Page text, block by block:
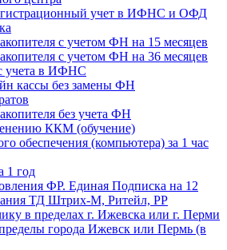
учет в ИФНС и ОФД
с учетом ФН на 15 месяцев
с учетом ФН на 36 месяцев
учета в ИФНС
кассы без замены ФН
без учета ФН
ККМ (обучение)
обеспечения (компьютера) за 1 час
1 год
ФР. Единая Подписка на 12
ТД Штрих-М, Ритейл, РР
в пределах г. Ижевска или г. Перми
города Ижевск или Пермь (в